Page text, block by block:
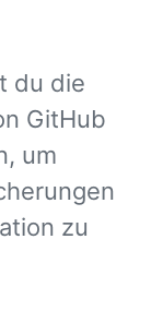
du die
GitHub
um
zu